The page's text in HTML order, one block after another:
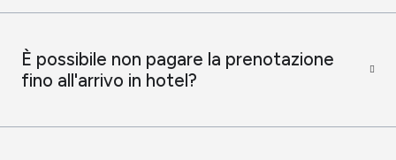
È possibile non pagare la prenotazione
fino all'arrivo in hotel?